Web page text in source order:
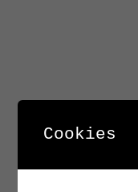
Cookies